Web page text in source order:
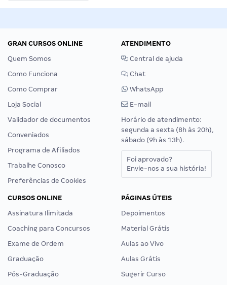
GRAN CURSOS ONLINE
Quem Somos
Como Funciona
Como Comprar
Loja Social
Validador de documentos
Conveniados
Programa de Afiliados
Trabalhe Conosco
Preferências de Cookies
ATENDIMENTO
Central de ajuda
Chat
WhatsApp
E-mail
Horário de atendimento:
segunda a sexta (8h às 20h),
sábado (9h às 13h).
Foi aprovado?
Envie-nos a sua história!
CURSOS ONLINE
Assinatura Ilimitada
Coaching para Concursos
Exame de Ordem
Graduação
Pós-Graduação
PÁGINAS ÚTEIS
Depoimentos
Material Grátis
Aulas ao Vivo
Aulas Grátis
Sugerir Curso